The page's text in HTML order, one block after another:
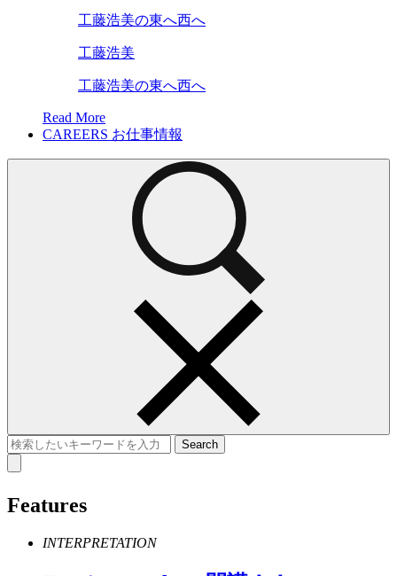
工藤浩美の東へ西へ
工藤浩美
工藤浩美の東へ西へ
Read More
CAREERS お仕事情報
Features
INTERPRETATION